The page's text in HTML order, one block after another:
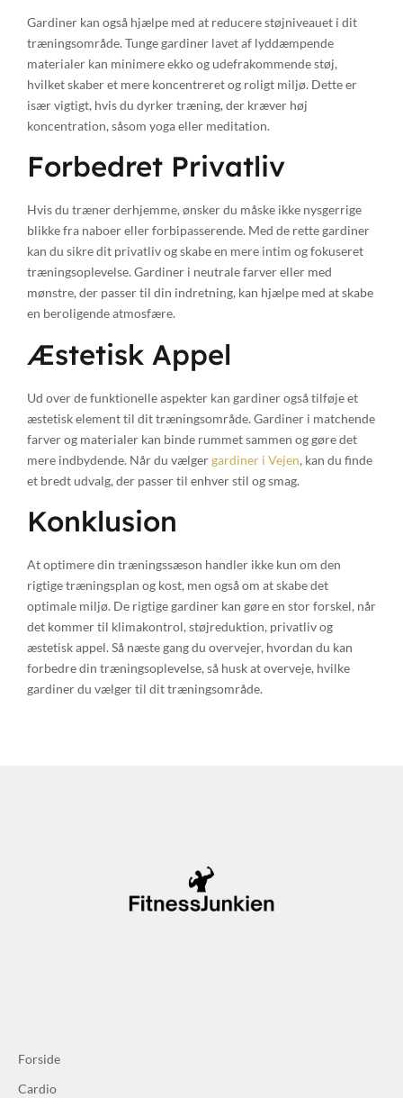
Gardiner kan også hjælpe med at reducere støjniveauet i dit
træningsområde. Tunge gardiner lavet af lyddæmpende
materialer kan minimere ekko og udefrakommende støj,
hvilket skaber et mere koncentreret og roligt miljø. Dette er
især vigtigt, hvis du dyrker træning, der kræver høj
koncentration, såsom yoga eller meditation.
Forbedret Privatliv
Hvis du træner derhjemme, ønsker du måske ikke nysgerrige
blikke fra naboer eller forbipasserende. Med de rette gardiner
kan du sikre dit privatliv og skabe en mere intim og fokuseret
træningsoplevelse. Gardiner i neutrale farver eller med
mønstre, der passer til din indretning, kan hjælpe med at skabe
en beroligende atmosfære.
Æstetisk Appel
Ud over de funktionelle aspekter kan gardiner også tilføje et
æstetisk element til dit træningsområde. Gardiner i matchende
farver og materialer kan binde rummet sammen og gøre det
mere indbydende. Når du vælgergardiner i Vejen, kan du finde
et bredt udvalg, der passer til enhver stil og smag.
Konklusion
At optimere din træningssæson handler ikke kun om den
rigtige træningsplan og kost, men også om at skabe det
optimale miljø. De rigtige gardiner kan gøre en stor forskel, når
det kommer til klimakontrol, støjreduktion, privatliv og
æstetisk appel. Så næste gang du overvejer, hvordan du kan
forbedre din træningsoplevelse, så husk at overveje, hvilke
gardiner du vælger til dit træningsområde.
Forside
Cardio